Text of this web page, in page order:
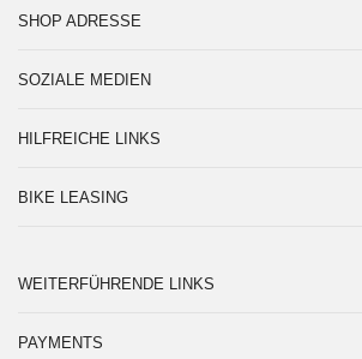
SHOP ADRESSE
SOZIALE MEDIEN
HILFREICHE LINKS
BIKE LEASING
WEITERFÜHRENDE LINKS
PAYMENTS